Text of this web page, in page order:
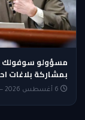
مسؤولو سوفولك
بمشاركة بلاغات